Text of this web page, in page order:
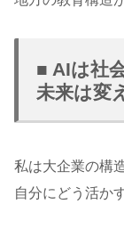
■ AIは社
未来は変
私は大企業の構
自分にどう活か